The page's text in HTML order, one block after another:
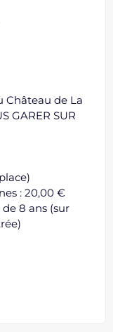
Château de La
GARER SUR
: 20,00 €
8 ans (sur